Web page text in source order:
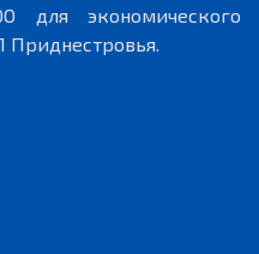
для экономического
Приднестровья.